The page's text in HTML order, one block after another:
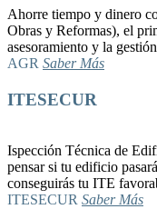
Ahorre tiempo y dinero
Obras y Reformas), el
asesoramiento y la gestión
AGR Saber Más
ITESECUR
Ispección Técnica de
pensar si tu edificio
conseguirás tu ITE
ITESECUR Saber Más